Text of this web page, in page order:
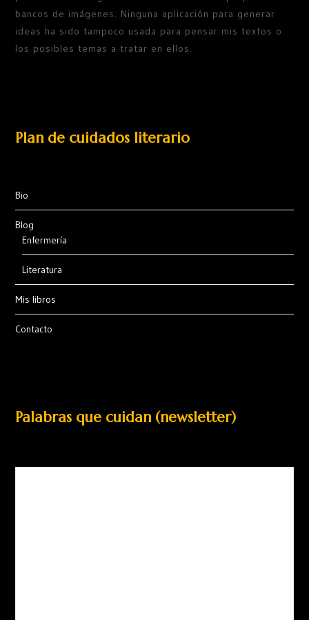
bancos de imágenes. Ninguna aplicación para generar
ideas ha sido tampoco usada para pensar mis textos o
los posibles temas a tratar en ellos.
Plan de cuidados literario
Bio
Blog
Enfermería
Literatura
Mis libros
Contacto
Palabras que cuidan (newsletter)